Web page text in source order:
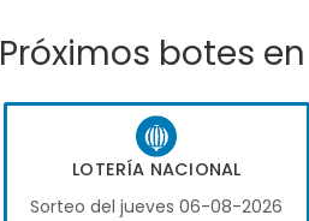
Próximos botes
LOTERÍA NACIONAL
Sorteo del jueves 06-08-2026